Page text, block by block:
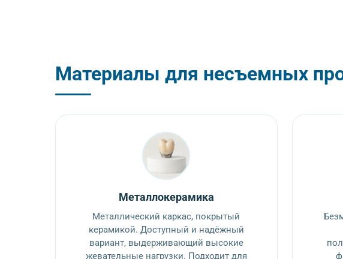
Материалы для несъемных
Металлокерамика
Металлический каркас, покрытый
керамикой. Доступный и надёжный
вариант, выдерживающий высокие
жевательные нагрузки. Подходит для